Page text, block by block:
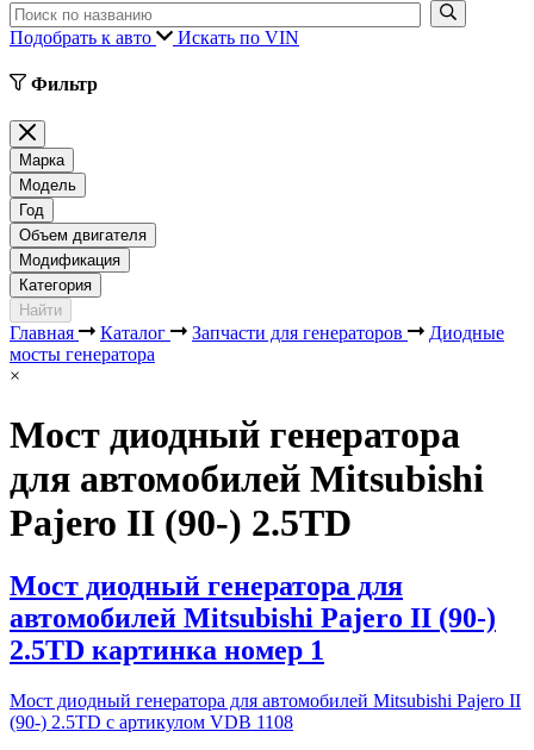
Подобрать к авто Искать по VIN
Фильтр
Марка
Модель
Год
Объем двигателя
Модификация
Категория
Найти
Главная Каталог Запчасти для генераторов
Диодные
мосты генератора
×
Мост диодный генератора
для автомобилей Mitsubishi
Pajero II (90-) 2.5TD
Мост диодный генератора для
автомобилей Mitsubishi Pajero II (90-)
2.5TD картинка номер 1
Мост диодный генератора для автомобилей Mitsubishi Pajero II
(90-) 2.5TD с артикулом VDB 1108